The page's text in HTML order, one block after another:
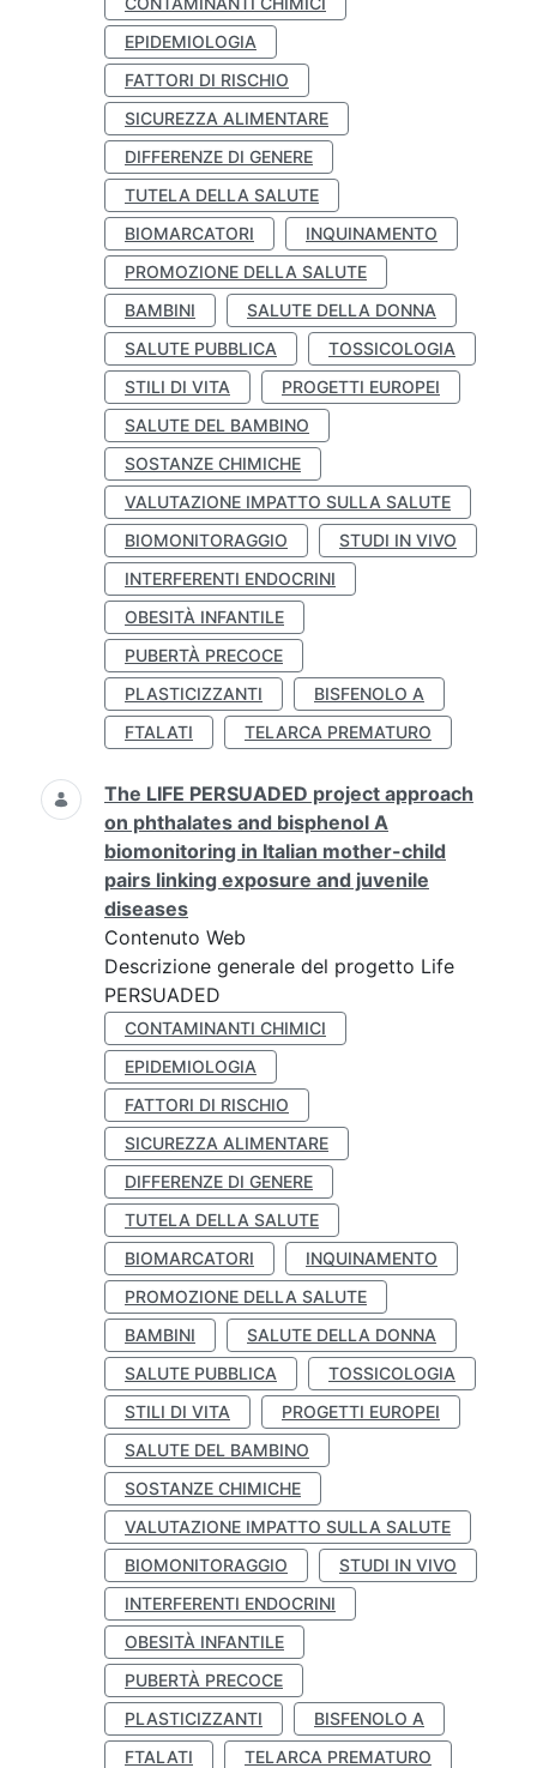
EPIDEMIOLOGIA
FATTORI DI RISCHIO
SICUREZZA ALIMENTARE
DIFFERENZE DI GENERE
TUTELA DELLA SALUTE
BIOMARCATORI
INQUINAMENTO
PROMOZIONE DELLA SALUTE
BAMBINI
SALUTE DELLA DONNA
SALUTE PUBBLICA
TOSSICOLOGIA
STILI DI VITA
PROGETTI EUROPEI
SALUTE DEL BAMBINO
SOSTANZE CHIMICHE
VALUTAZIONE IMPATTO SULLA SALUTE
BIOMONITORAGGIO
STUDI IN VIVO
INTERFERENTI ENDOCRINI
OBESITÀ INFANTILE
PUBERTÀ PRECOCE
PLASTICIZZANTI
BISFENOLO A
FTALATI
TELARCA PREMATURO
The LIFE PERSUADED project approach
on phthalates and bisphenol A
biomonitoring in Italian mother-child
pairs linking exposure and juvenile
diseases
Contenuto Web
Descrizione generale del progetto Life
PERSUADED
CONTAMINANTI CHIMICI
EPIDEMIOLOGIA
FATTORI DI RISCHIO
SICUREZZA ALIMENTARE
DIFFERENZE DI GENERE
TUTELA DELLA SALUTE
BIOMARCATORI
INQUINAMENTO
PROMOZIONE DELLA SALUTE
BAMBINI
SALUTE DELLA DONNA
SALUTE PUBBLICA
TOSSICOLOGIA
STILI DI VITA
PROGETTI EUROPEI
SALUTE DEL BAMBINO
SOSTANZE CHIMICHE
VALUTAZIONE IMPATTO SULLA SALUTE
BIOMONITORAGGIO
STUDI IN VIVO
INTERFERENTI ENDOCRINI
OBESITÀ INFANTILE
PUBERTÀ PRECOCE
PLASTICIZZANTI
BISFENOLO A
FTALATI
TELARCA PREMATURO